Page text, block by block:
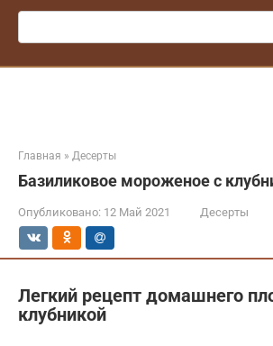
Поиск:
Главная » Десерты
Базиликовое мороженое с
Опубликовано: 12 Май 2021 Десерты
Легкий рецепт домашнего
клубникой